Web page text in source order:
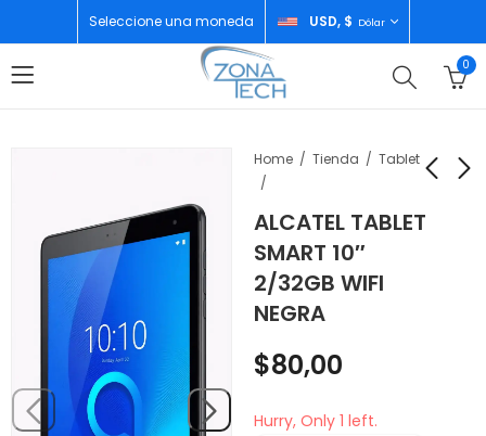
Seleccione una moneda USD, $ Dólar
0
Home Tienda Tablet
ALCATEL TABLET
SMART 10″
2/32GB WIFI
NEGRA
4GB/128GB
MOONLIGHT BLUE
$140,00
4GB/128GB
TWILINGHT GOLD
$ 97,00
$80,00
Hurry, Only 1 left.